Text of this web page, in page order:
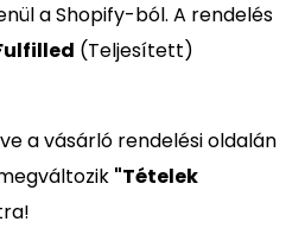
a Shopify-ból. A rendelés
(Teljesített)
a vásárló rendelési oldalán
"Tételek